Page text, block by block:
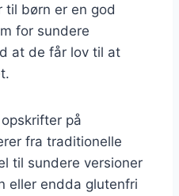
til børn er en god
for sundere
at de får lov til at
på
fra traditionelle
til sundere versioner
eller endda glutenfri